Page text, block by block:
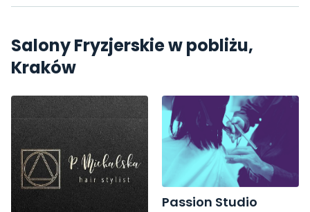
Salony Fryzjerskie w pobliżu,
Kraków
Passion Studio